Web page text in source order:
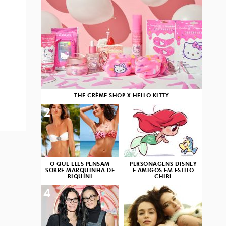
THE CRÈME SHOP X HELLO KITTY
O QUE ELES PENSAM
SOBRE MARQUINHA DE
BIQUÍNI
2
PERSONAGENS DISNEY
E AMIGOS EM ESTILO
CHIBI
3
4